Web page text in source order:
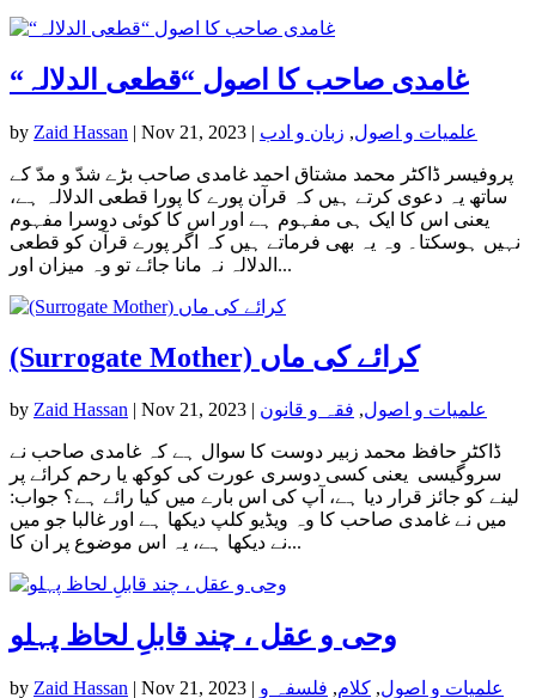
“غامدی صاحب کا اصول “قطعی الدلالہ
by Zaid Hassan | Nov 21, 2023 | علمیات و اصول, زبان و ادب
پروفیسر ڈاکٹر محمد مشتاق احمد غامدی صاحب بڑے شدّ و مدّ کے
ساتھ یہ دعوی کرتے ہیں کہ قرآن پورے کا پورا قطعی الدلالہ ہے،
یعنی اس کا ایک ہی مفہوم ہے اور اس کا کوئی دوسرا مفہوم
نہیں ہوسکتا۔ وہ یہ بھی فرماتے ہیں کہ اگر پورے قرآن کو قطعی
الدلالہ نہ مانا جائے تو وہ میزان اور...
(Surrogate Mother) کرائے کی ماں
by Zaid Hassan | Nov 21, 2023 | علمیات و اصول, فقہ و قانون
ڈاکٹر حافظ محمد زبیر دوست کا سوال ہے کہ غامدی صاحب نے
سروگیسی یعنی کسی دوسری عورت کی کوکھ یا رحم کرائے پر
لینے کو جائز قرار دیا ہے، آپ کی اس بارے میں کیا رائے ہے؟ جواب:
میں نے غامدی صاحب کا وہ ویڈیو کلپ دیکھا ہے اور غالبا جو میں
نے دیکھا ہے، یہ اس موضوع پر ان کا...
وحی و عقل ، چند قابلِ لحاظ پہلو
by Zaid Hassan | Nov 21, 2023 | علمیات و اصول, کلام, فلسفہ و